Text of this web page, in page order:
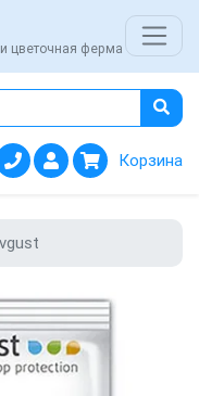
цветочная ферма
Корзина